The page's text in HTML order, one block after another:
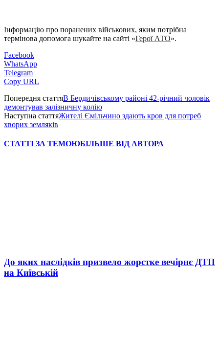
Інформацію про поранених військових, яким потрібна
термінова допомога шукайте на сайті «Герої АТО».
Facebook
WhatsApp
Telegram
Copy URL
Попередня статтяВ Бердичівському районі 42-річний чоловік
демонтував залізничну колію
Наступна статтяЖителі Ємільчино здають кров для потреб
хворих земляків
СТАТТІ ЗА ТЕМОЮБІЛЬШЕ ВІД АВТОРА
До яких наслідків призвело жорстке вечірнє ДТП
на Київській